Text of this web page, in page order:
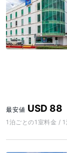
最安値 USD 88
1泊ごとの1室料金 / 1